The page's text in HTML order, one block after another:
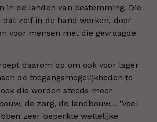
in de landen van bestemming. Die
zelf in de hand werken, door
voor mensen met die gevraagde
daarom op om ook voor lager
de toegangsmogelijkheden te
die worden steeds meer
de zorg, de landbouw… ‘Veel
zeer beperkte wettelijke